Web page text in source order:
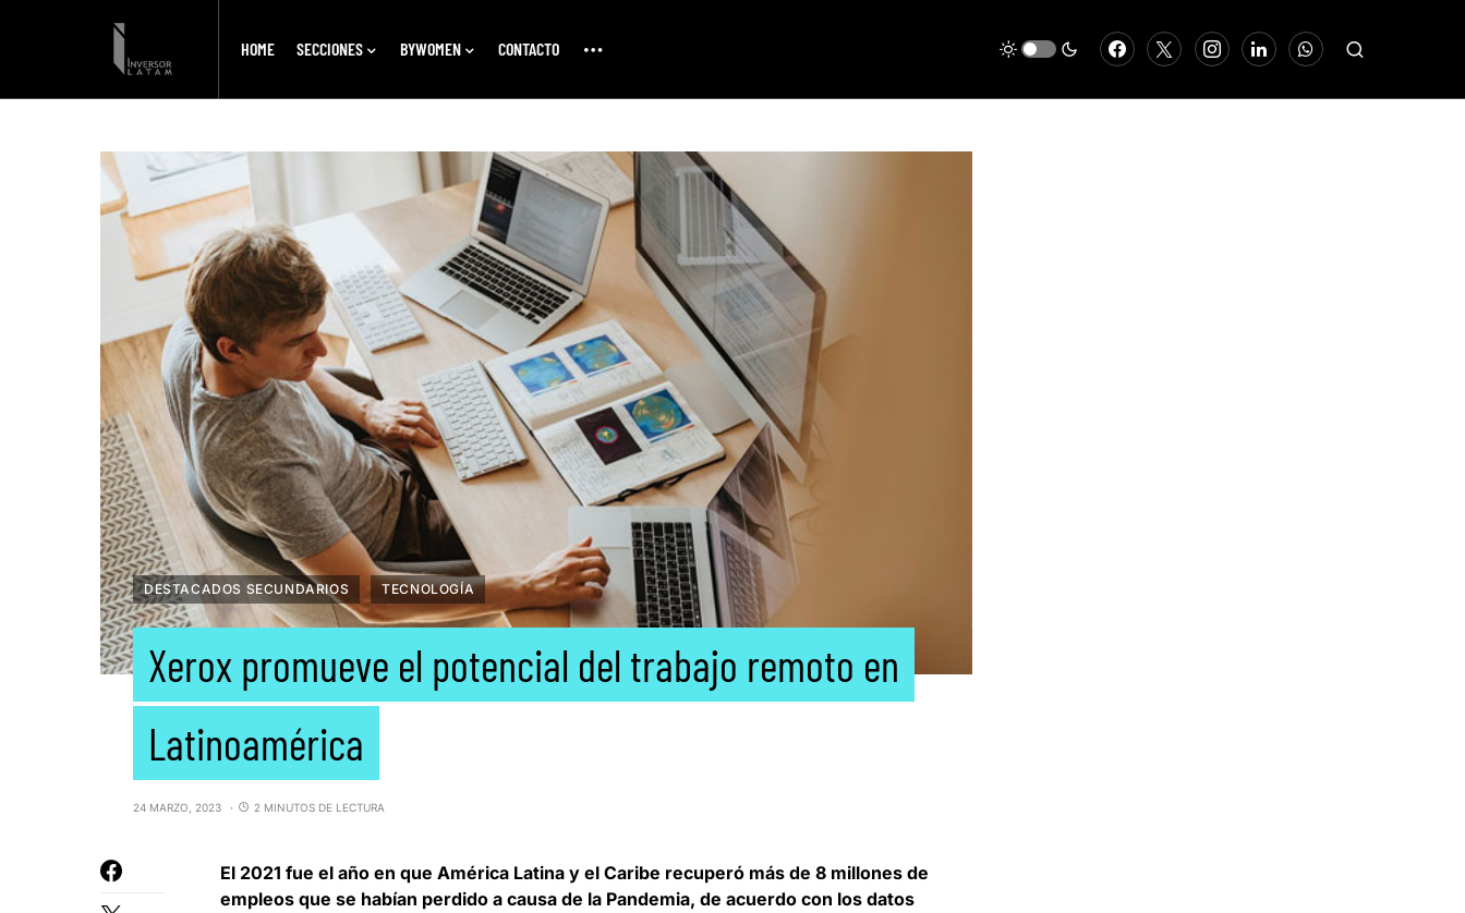
HOME SECCIONES BYWOMEN CONTACTO
DESTACADOS SECUNDARIOS TECNOLOGÍA
Xerox promueve el potencial del trabajo remoto en
Latinoamérica
24 MARZO, 2023 2 MINUTOS DE LECTURA
El 2021 fue el año en que América Latina y el Caribe recuperó más de 8 millones de
empleos que se habían perdido a causa de la Pandemia, de acuerdo con los datos